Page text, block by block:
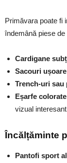
Primăvara poate fi
îndemână piese de
Cardigane
Sacouri ușoare
Trench-uri
Eșarfe colorate
vizual
Încălțăminte
Pantofi sport